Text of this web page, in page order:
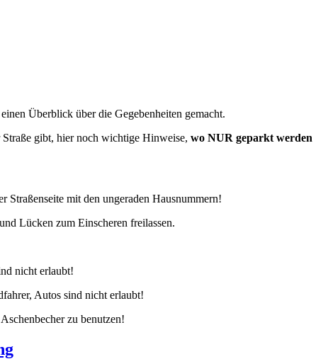
Überblick über die Gegebenheiten gemacht.
gibt, hier noch wichtige Hinweise, wo NUR geparkt werden
Straßenseite mit den ungeraden Hausnummern!
Lücken zum Einscheren freilassen.
nicht erlaubt!
Autos sind nicht erlaubt!
zu benutzen!